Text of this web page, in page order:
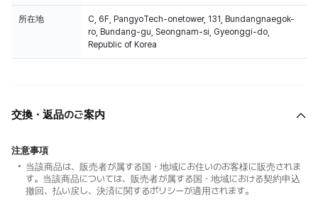
所在地
C, 6F, PangyoTech-onetower, 131, Bundangnaegok-
ro, Bundang-gu, Seongnam-si, Gyeonggi-do,
Republic of Korea
交換・返品のご案内
注意事項
当該商品は、販売者が属する国・地域にお住いのお客様に販売されま
す。当該商品については、販売者が属する国・地域における契約申込
撤回、払い戻し、決済に関するポリシーが適用されます。